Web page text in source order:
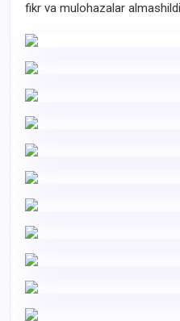
fikr va mulohazalar